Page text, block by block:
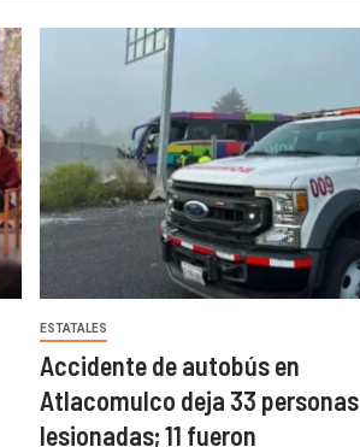
ESTATALES
Accidente de autobús en
Atlacomulco deja 33 personas
lesionadas; 11 fueron